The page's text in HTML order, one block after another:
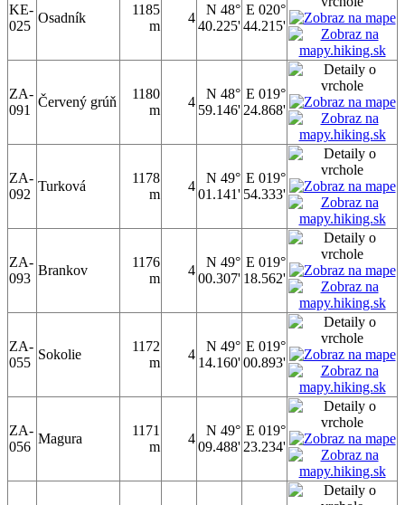
KE-
025
Osadník
1185
m
4
N 48°
40.225'
E 020°
44.215'
ZA-
091
Červený grúň
1180
m
4
N 48°
59.146'
E 019°
24.868'
ZA-
092
Turková
1178
m
4
N 49°
01.141'
E 019°
54.333'
ZA-
093
Brankov
1176
m
4
N 49°
00.307'
E 019°
18.562'
ZA-
055
Sokolie
1172
m
4
N 49°
14.160'
E 019°
00.893'
ZA-
056
Magura
1171
m
4
N 49°
09.488'
E 019°
23.234'